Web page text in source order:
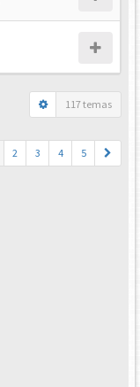
117 temas
2 3 4 5